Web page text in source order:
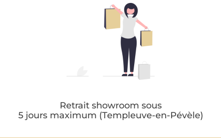
Retrait showroom sous
5 jours maximum (Templeuve-en-Pévèle)